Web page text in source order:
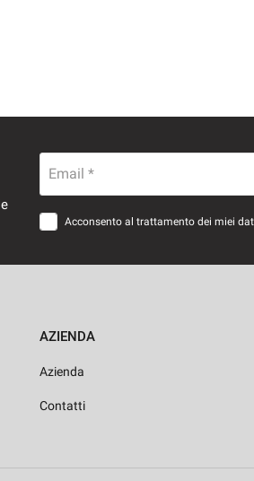
Email *
Acconsento al trattamento dei miei
AZIENDA
Azienda
Contatti